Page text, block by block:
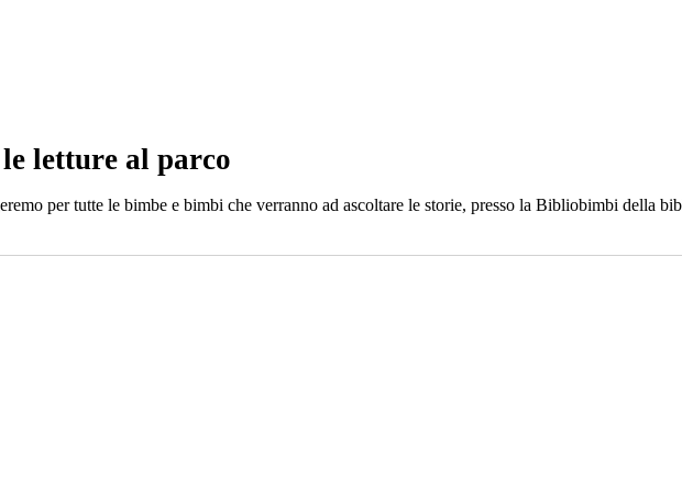
letture al parco
per tutte le bimbe e bimbi che verranno ad ascoltare le storie, presso la Bibliobimbi della